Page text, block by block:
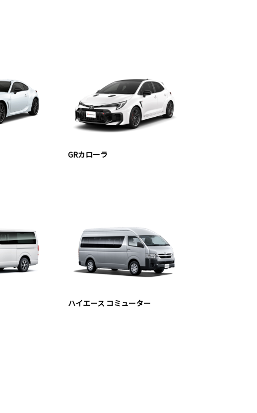
GRカローラ
ハイエース コミューター